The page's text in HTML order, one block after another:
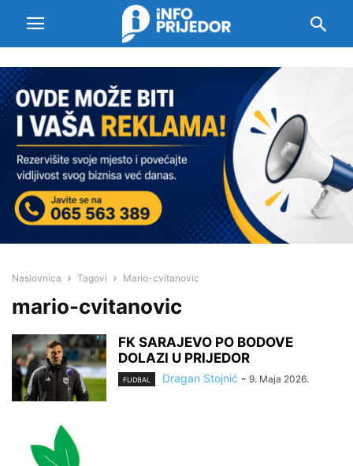
Naslovnica Tagovi Mario-cvitanovic
mario-cvitanovic
FK SARAJEVO PO BODOVE
DOLAZI U PRIJEDOR
FUDBAL Dragan Stojnić - 9. Maja 2026.